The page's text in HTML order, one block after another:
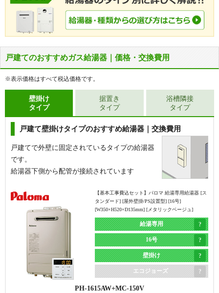
戸建てのおすすめガス給湯器｜価格・交換費用
※表示価格はすべて税込価格です。
壁掛け
タイプ
戸建て壁掛けタイプのおすすめ給湯器｜交換費用
戸建てで外壁に固定されているタイプの給湯器
です。
給湯器下側から配管が接続されています
【基本工事費込セット】
パロマ 給湯専用給湯器 [ス
タンダード] [屋外壁掛/PS設置型] [16号]
[W350×H520×D135mm] [メタリックベージュ]
給湯専用
16号
壁掛け
エコジョーズ
PH-1615AW MC-150V
据置き
タイプ
浴槽隣接
タイプ